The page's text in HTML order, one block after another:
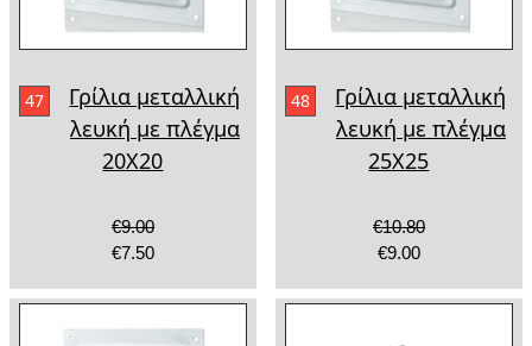
47
Γρίλια μεταλλική
λευκή με πλέγμα
20Χ20
€9.00
€7.50
48
Γρίλια μεταλλική
λευκή με πλέγμα
25Χ25
€10.80
€9.00